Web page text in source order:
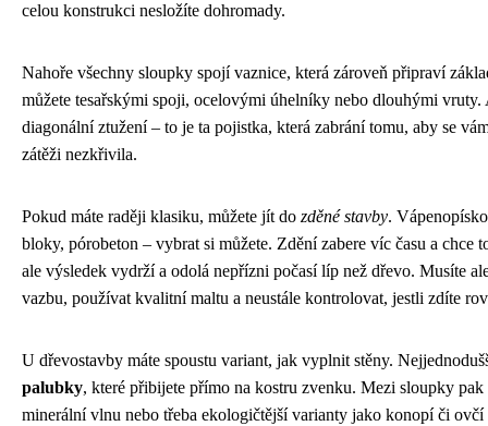
celou konstrukci nesložíte dohromady.
Nahoře všechny sloupky spojí vaznice, která zároveň připraví
můžete tesařskými spoji, ocelovými úhelníky nebo dlouhými vruty.
diagonální ztužení – to je ta pojistka, která zabrání tomu, aby se
zátěži nezkřivila.
Pokud máte raději klasiku, můžete jít do zděné stavby.
bloky, pórobeton – vybrat si můžete. Zdění zabere víc času a chce
ale výsledek vydrží a odolá nepřízni počasí líp než dřevo. Musíte
vazbu, používat kvalitní maltu a neustále kontrolovat, jestli zdíte
U dřevostavby máte spoustu variant, jak vyplnit stěny.
palubky, které přibijete přímo na kostru zvenku. Mezi sloupky pak
minerální vlnu nebo třeba ekologičtější varianty jako konopí či